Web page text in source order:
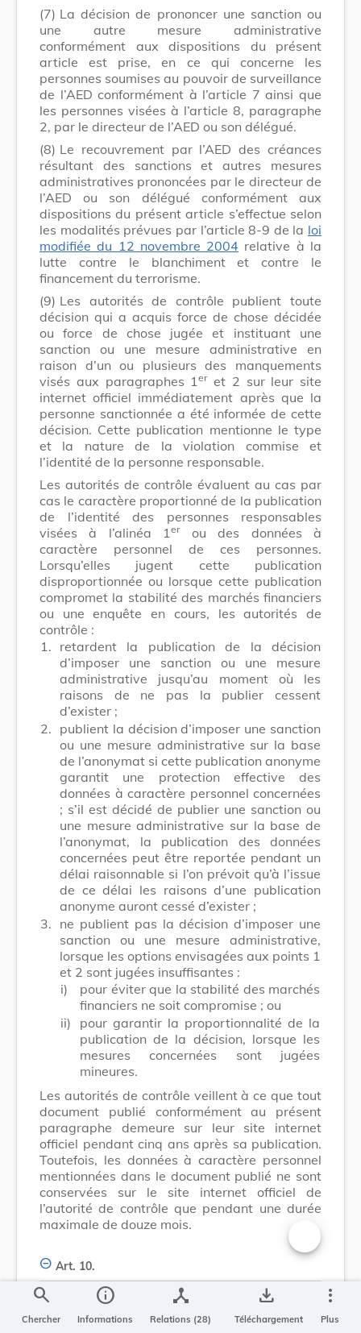
(7) La décision de prononcer une sanction ou
une autre mesure administrative
conformément aux dispositions du présent
article est prise, en ce qui concerne les
personnes soumises au pouvoir de surveillance
de l’AED conformément à l’article 7 ainsi que
les personnes visées à l’article 8, paragraphe
2, par le directeur de l’AED ou son délégué.
(8) Le recouvrement par l’AED des créances
résultant des sanctions et autres mesures
administratives prononcées par le directeur de
l’AED ou son délégué conformément aux
dispositions du présent article s’effectue selon
les modalités prévues par l’article 8-9 de la loi
modifiée du 12 novembre 2004 relative à la
lutte contre le blanchiment et contre le
financement du terrorisme.
(9) Les autorités de contrôle publient toute
décision qui a acquis force de chose décidée
ou force de chose jugée et instituant une
sanction ou une mesure administrative en
raison d’un ou plusieurs des manquements
visés aux paragraphes 1eret 2 sur leur site
internet officiel immédiatement après que la
personne sanctionnée a été informée de cette
décision. Cette publication mentionne le type
et la nature de la violation commise et
l’identité de la personne responsable.
Les autorités de contrôle évaluent au cas par
cas le caractère proportionné de la publication
de l’identité des personnes responsables
visées à l’alinéa 1erou des données à
caractère personnel de ces personnes.
Lorsqu’elles jugent cette publication
disproportionnée ou lorsque cette publication
compromet la stabilité des marchés financiers
ou une enquête en cours, les autorités de
contrôle :
1. retardent la publication de la décision
d’imposer une sanction ou une mesure
administrative jusqu’au moment où les
raisons de ne pas la publier cessent
d’exister ;
2. publient la décision d’imposer une sanction
ou une mesure administrative sur la base
de l’anonymat si cette publication anonyme
garantit une protection effective des
données à caractère personnel concernées
; s’il est décidé de publier une sanction ou
une mesure administrative sur la base de
l’anonymat, la publication des données
concernées peut être reportée pendant un
délai raisonnable si l’on prévoit qu’à l’issue
de ce délai les raisons d’une publication
anonyme auront cessé d’exister ;
3. ne publient pas la décision d’imposer une
sanction ou une mesure administrative,
lorsque les options envisagées aux points 1
et 2 sont jugées insuffisantes :
i)
pour éviter que la stabilité des marchés
financiers ne soit compromise ; ou
ii)
pour garantir la proportionnalité de la
publication de la décision, lorsque les
mesures concernées sont jugées
mineures.
Les autorités de contrôle veillent à ce que tout
document publié conformément au présent
paragraphe demeure sur leur site internet
officiel pendant cinq ans après sa publication.
Toutefois, les données à caractère personnel
mentionnées dans le document publié ne sont
conservées sur le site internet officiel de
l’autorité de contrôle que pendant une durée
maximale de douze mois.
Art. 10.
Contre les décisions prises par les autorités de
contrôle en vertu du présent chapitre, un
Changer la
search
Chercher
info
Informations
device_hub
Relations (28)
save_alt
Téléchargement
more_vert
Plus